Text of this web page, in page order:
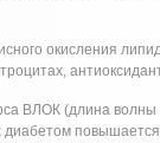
окисления
ВЛОК (длина